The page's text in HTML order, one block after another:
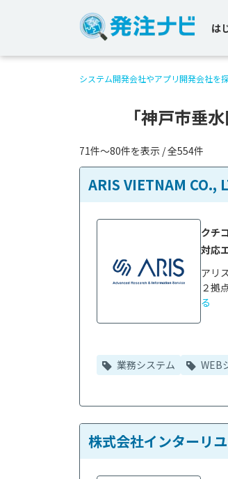
は
システム開発会社やアプリ開発会社を
「神戸市垂
71件〜80件を表示 / 全554件
ARIS VIETNAM CO.,
アリ
２拠
る
クチ
対応
業務システム WEB
株式会社インターリ